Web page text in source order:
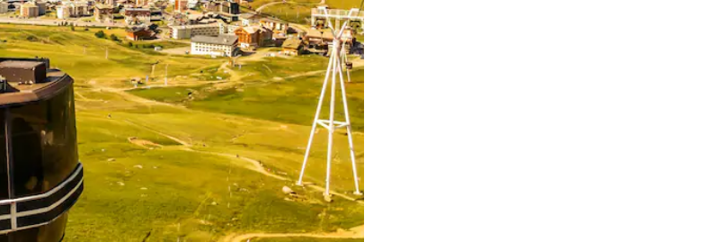
und unten oder erkunde die Ergebnisse durch Berühren oder Wischgesten.